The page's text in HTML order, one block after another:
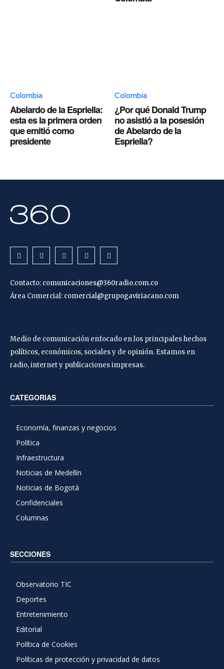
Colombia
Abelardo de la Espriella:
esta es la primera orden
que emitió como
presidente
Colombia
¿Por qué Donald Trump
no asistió a la posesión
de Abelardo de la
Espriella?
Contacto: comunicaciones@360radio.com.co
Área Comercial: comercial@grupogaviriacano.com
Medio de comunicación enfocado en los principales hechos
políticos, económicos, sociales y de opinión. Estamos en
radio, internet y publicaciones impresas.
CATEGORIAS
Economía, finanzas y negocios
Política
Infraestructura
Noticias de Medellín
Noticias de Bogotá
Confidenciales
Columnas
SECCIONES
Observatorio TIC
Deportes
Entretenimiento
Editorial
Política de Cookies
Políticas de protección y privacidad de datos